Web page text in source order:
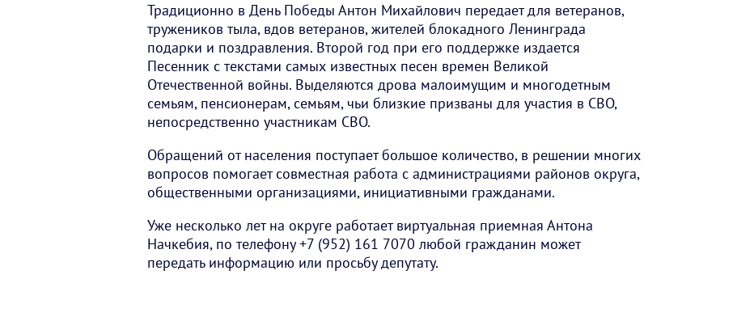
Традиционно в День Победы Антон Михайлович передает для ветеранов,
тружеников тыла, вдов ветеранов, жителей блокадного Ленинграда
подарки и поздравления. Второй год при его поддержке издается
Песенник с текстами самых известных песен времен Великой
Отечественной войны. Выделяются дрова малоимущим и многодетным
семьям, пенсионерам, семьям, чьи близкие призваны для участия в СВО,
непосредственно участникам СВО.
Обращений от населения поступает большое количество, в решении многих
вопросов помогает совместная работа с администрациями районов округа,
общественными организациями, инициативными гражданами.
Уже несколько лет на округе работает виртуальная приемная Антона
Начкебия, по телефону +7 (952) 161 7070 любой гражданин может
передать информацию или просьбу депутату.